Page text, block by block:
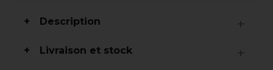
Description
Livraison et stock